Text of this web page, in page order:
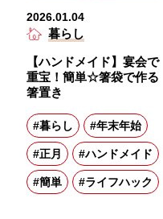
2026.01.04
暮らし
【ハンドメイド】宴会で
重宝！簡単☆箸袋で作る
箸置き
#暮らし #年末年始
#正月 #ハンドメイド
#簡単 #ライフハック